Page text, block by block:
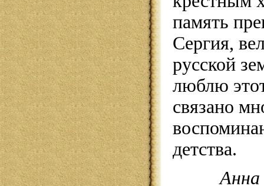
память
Сергия,
русской
люблю
связано
детства.
Анна